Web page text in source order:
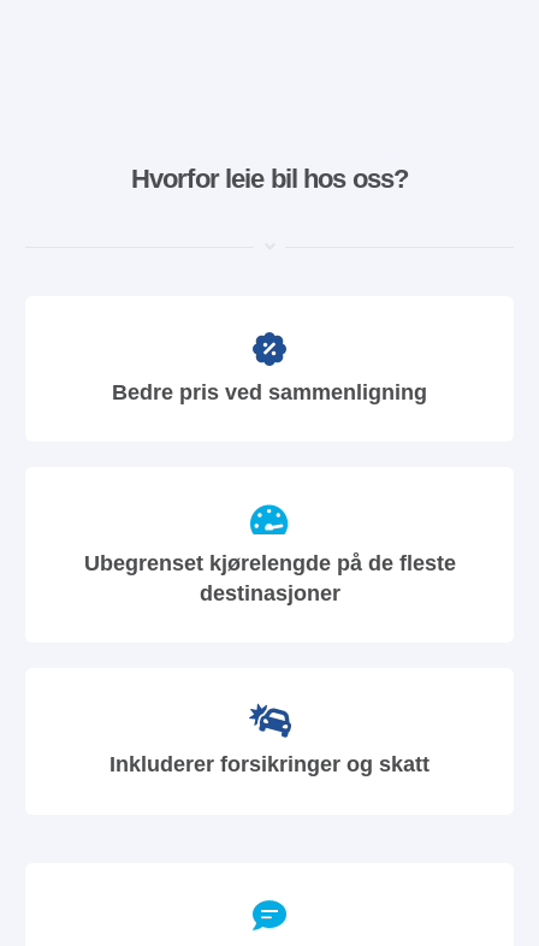
Hvorfor leie bil hos oss?
Bedre pris ved sammenligning
Ubegrenset kjørelengde på de fleste
destinasjoner
Inkluderer forsikringer og skatt